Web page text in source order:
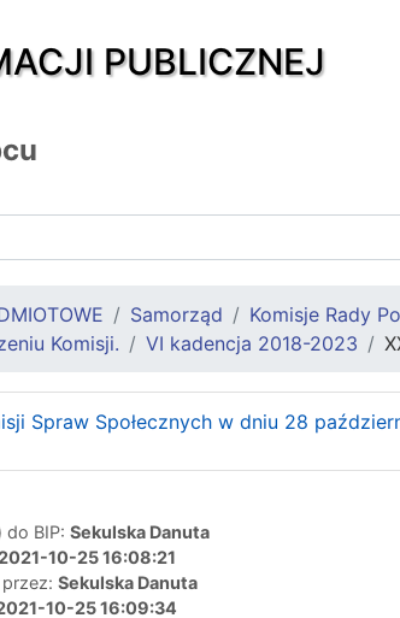
PUBLICZNEJ
Samorząd Komisje Rady
Komisji.
VI kadencja 2018-2023
Spraw Społecznych w dniu 28
do BIP: Sekulska Danuta
10-25 16:08:21
Sekulska Danuta
10-25 16:09:34